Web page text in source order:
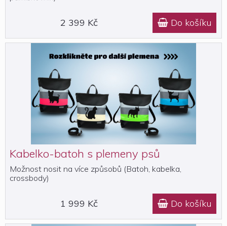
2 399 Kč  Do košíku
Kabelko-batoh s plemeny psů
Možnost nosit na více způsobů (Batoh, kabelka,
crossbody)
1 999 Kč  Do košíku